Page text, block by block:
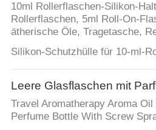
ÜBER
UNS
10ml Rollerflaschen-Silikon-
Rollerflaschen, 5ml Roll-On-
ätherische Öle, Tragetasche,
Silikon-Schutzhülle für 10-ml-
Leere Glasflaschen mit
Travel Aromatherapy Aroma
Perfume Bottle With Screw